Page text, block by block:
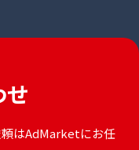
はAdMarketにお任